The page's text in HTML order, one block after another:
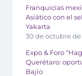
Franquicias
Asiático con el
Yakarta
30 de octubre de
Expo & Foro
Querétaro:
Bajío